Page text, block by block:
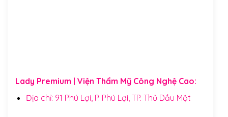
Lady Premium | Viện Thẩm Mỹ Công Nghệ Cao:
Địa chỉ: 91 Phú Lợi, P. Phú Lợi, TP. Thủ Dầu Một